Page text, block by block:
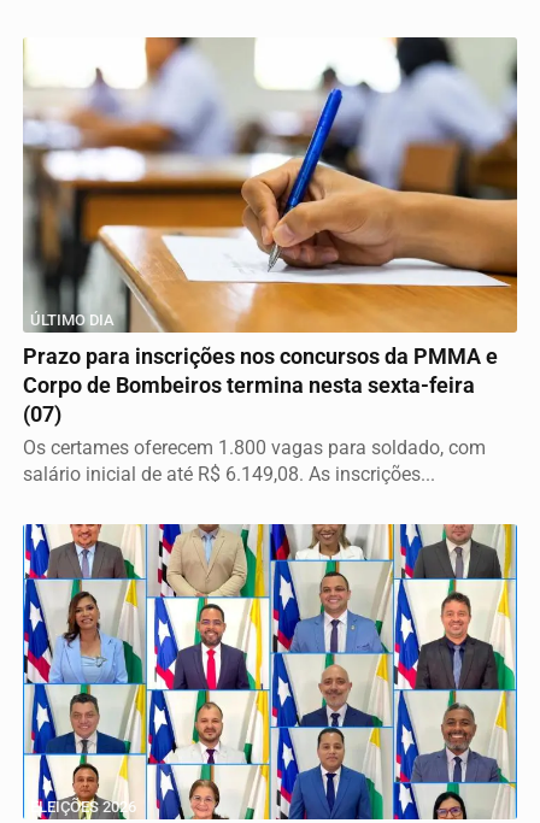
ÚLTIMO DIA
Prazo para inscrições nos concursos da PMMA e
Corpo de Bombeiros termina nesta sexta-feira
(07)
Os certames oferecem 1.800 vagas para soldado, com
salário inicial de até R$ 6.149,08. As inscrições...
ELEIÇÕES 2026